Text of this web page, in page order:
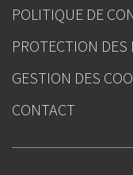
POLITIQUE DE
PROTECTION
GESTION DES
CONTACT